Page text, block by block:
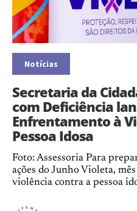
Notícias
Secretaria da
com Deficiência
Enfrentamento à
Pessoa Idosa
Foto: Assessoria Para
ações do Junho Violeta,
violência contra a pessoa